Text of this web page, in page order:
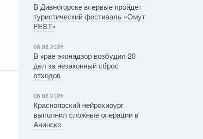
В Дивногорске впервые пройдет
туристический фестиваль «Омут
FEST»
06.08.2026
В крае эконадзор возбудил 20
дел за незаконный сброс
отходов
06.08.2026
Красноярский нейрохирург
выполнил сложные операции в
Ачинске